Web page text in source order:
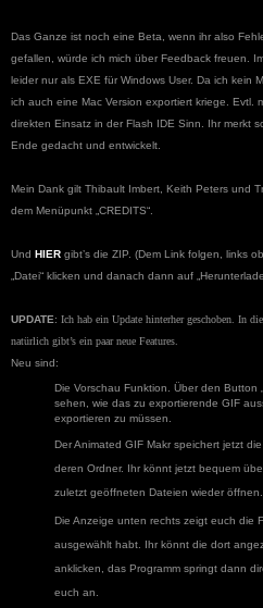
Das Ganze ist noch eine Beta, wenn ihr also
gefallen, würde ich mich über Feedback freuen.
leider nur als EXE für Windows User. Da ich kein
ich auch eine Mac Version exportiert kriege. Evtl.
direkten Einsatz in der Flash IDE Sinn. Ihr merkt
Ende gedacht und entwickelt.
Mein Dank gilt Thibault Imbert, Keith Peters und
dem Menüpunkt „CREDITS“.
Und HIER gibt’s die ZIP. (Dem Link folgen, links
„Datei“ klicken und danach dann auf
UPDATE: Ich hab ein Update hinterher geschoben. In
natürlich gibt’s ein paar neue Features.
Neu sind:
Die Vorschau Funktion. Über den Button
sehen, wie das zu exportierende GIF
exportieren zu müssen.
Der Animated GIF Makr speichert jetzt
deren Ordner. Ihr könnt jetzt bequem
zuletzt geöffneten Dateien wieder
Die Anzeige unten rechts zeigt euch die
ausgewählt habt. Ihr könnt die dort
anklicken, das Programm springt dann
euch an.